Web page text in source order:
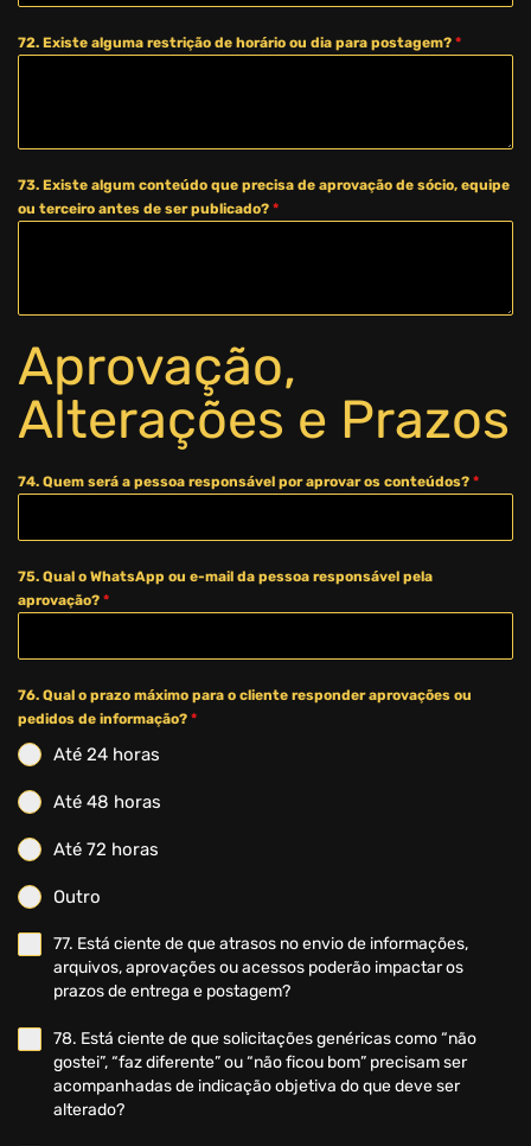
72. Existe alguma restrição de horário ou dia para postagem? *
73. Existe algum conteúdo que precisa de aprovação de sócio, equipe
ou terceiro antes de ser publicado? *
Aprovação,
Alterações e Prazos
74. Quem será a pessoa responsável por aprovar os conteúdos? *
75. Qual o WhatsApp ou e-mail da pessoa responsável pela
aprovação? *
76. Qual o prazo máximo para o cliente responder aprovações ou
pedidos de informação? *
Até 24 horas
Até 48 horas
Até 72 horas
Outro
77. Está ciente de que atrasos no envio de informações,
arquivos, aprovações ou acessos poderão impactar os
prazos de entrega e postagem?
78. Está ciente de que solicitações genéricas como “não
gostei”, “faz diferente” ou “não ficou bom” precisam ser
acompanhadas de indicação objetiva do que deve ser
alterado?